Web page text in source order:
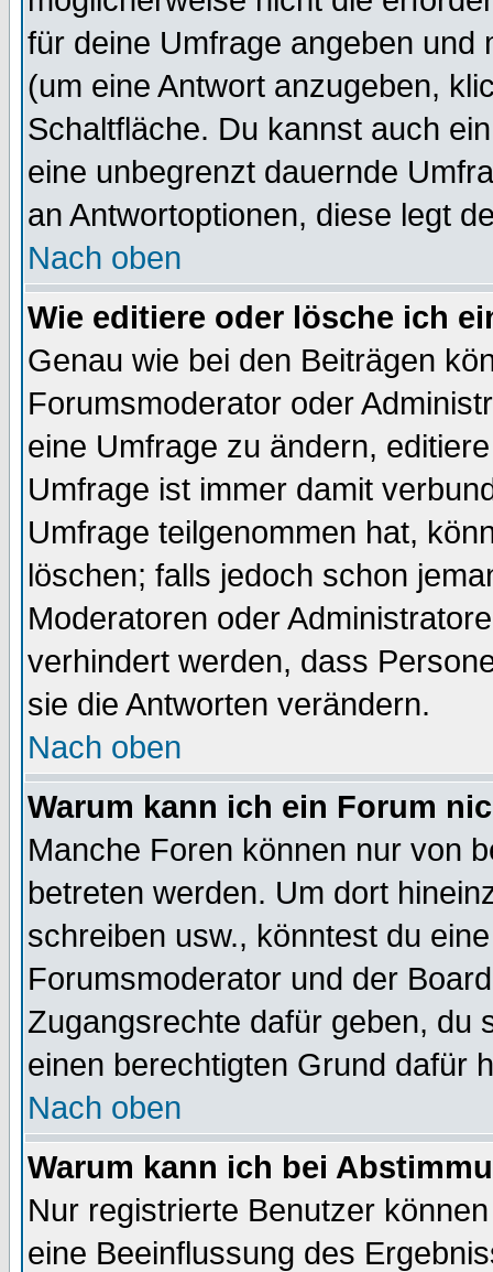
für deine Umfrage angeben und
(um eine Antwort anzugeben,
Schaltfläche. Du kannst auch
eine unbegrenzt dauernde
an Antwortoptionen, diese legt
Nach oben
Wie editiere oder lösche ich
Genau wie bei den Beiträgen
Forumsmoderator oder
eine Umfrage zu ändern,
Umfrage ist immer damit
Umfrage teilgenommen hat,
löschen; falls jedoch schon
Moderatoren oder
verhindert werden, dass
sie die Antworten verändern.
Nach oben
Warum kann ich ein Forum
Manche Foren können nur von
betreten werden. Um dort
schreiben usw., könntest du
Forumsmoderator und der
Zugangsrechte dafür geben, du
einen berechtigten Grund dafür
Nach oben
Warum kann ich bei
Nur registrierte Benutzer
eine Beeinflussung des